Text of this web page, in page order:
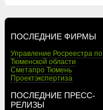
ПОСЛЕДНИЕ ФИРМЫ
Управление Росреестра по
Тюменской области
Сметапро Тюмень
Проектэкспертиза
ПОСЛЕДНИЕ ПРЕСС-
РЕЛИЗЫ